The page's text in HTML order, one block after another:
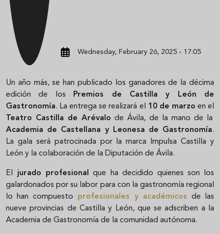
Wednesday, February 26, 2025 - 17:05
Un año más, se han publicado los ganadores de la décima
edición de los
Premios de Castilla y León de
Gastronomía. La entrega se realizará el 10 de marzo en el
Teatro Castilla de Arévalo de Ávila, de la mano de la
Academia de Castellana y Leonesa de Gastronomía.
La gala será patrocinada por la marca Impulsa Castilla y
León y la colaboración de la Diputación de Ávila.
El jurado profesional
que ha decidido quienes son los
galardonados por su labor para con la gastronomía regional
lo han compuesto
profesionales y académicos de las
nueve provincias de Castilla y León, que se adscriben a la
Academia de Gastronomía de la comunidad autónoma.